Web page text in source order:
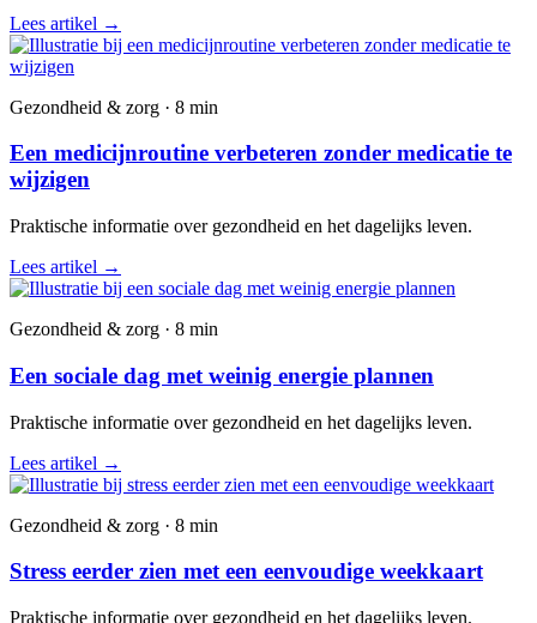
Lees artikel →
Gezondheid & zorg · 8 min
Een medicijnroutine verbeteren zonder medicatie te
wijzigen
Praktische informatie over gezondheid en het dagelijks leven.
Lees artikel →
Gezondheid & zorg · 8 min
Een sociale dag met weinig energie plannen
Praktische informatie over gezondheid en het dagelijks leven.
Lees artikel →
Gezondheid & zorg · 8 min
Stress eerder zien met een eenvoudige weekkaart
Praktische informatie over gezondheid en het dagelijks leven.